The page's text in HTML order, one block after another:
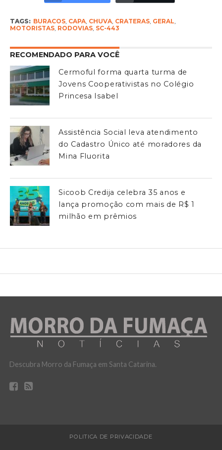
TAGS: BURACOS, CAPA, CHUVA, CRATERAS, GERAL
MOTORISTAS, RODOVIAS, SC-443
RECOMENDADO PARA VOCÊ
Cermoful forma quarta turma de
Jovens Cooperativistas no Colégio
Princesa Isabel
Assistência Social leva atendimento
do Cadastro Único até moradores da
Mina Fluorita
Sicoob Credija celebra 35 anos e
lança promoção com mais de R$ 1
milhão em prêmios
Descubra Morro da Fumaça em Santa Catarina.
POLITICA DE PRIVACIDADE